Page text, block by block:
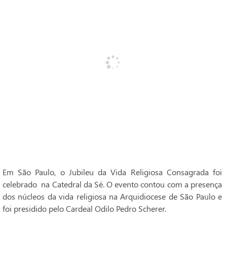
Em São Paulo, o Jubileu da Vida Religiosa Consagrada foi
celebrado na Catedral da Sé. O evento contou com a presença
dos núcleos da vida religiosa na Arquidiocese de São Paulo e
foi presidido pelo Cardeal Odilo Pedro Scherer.